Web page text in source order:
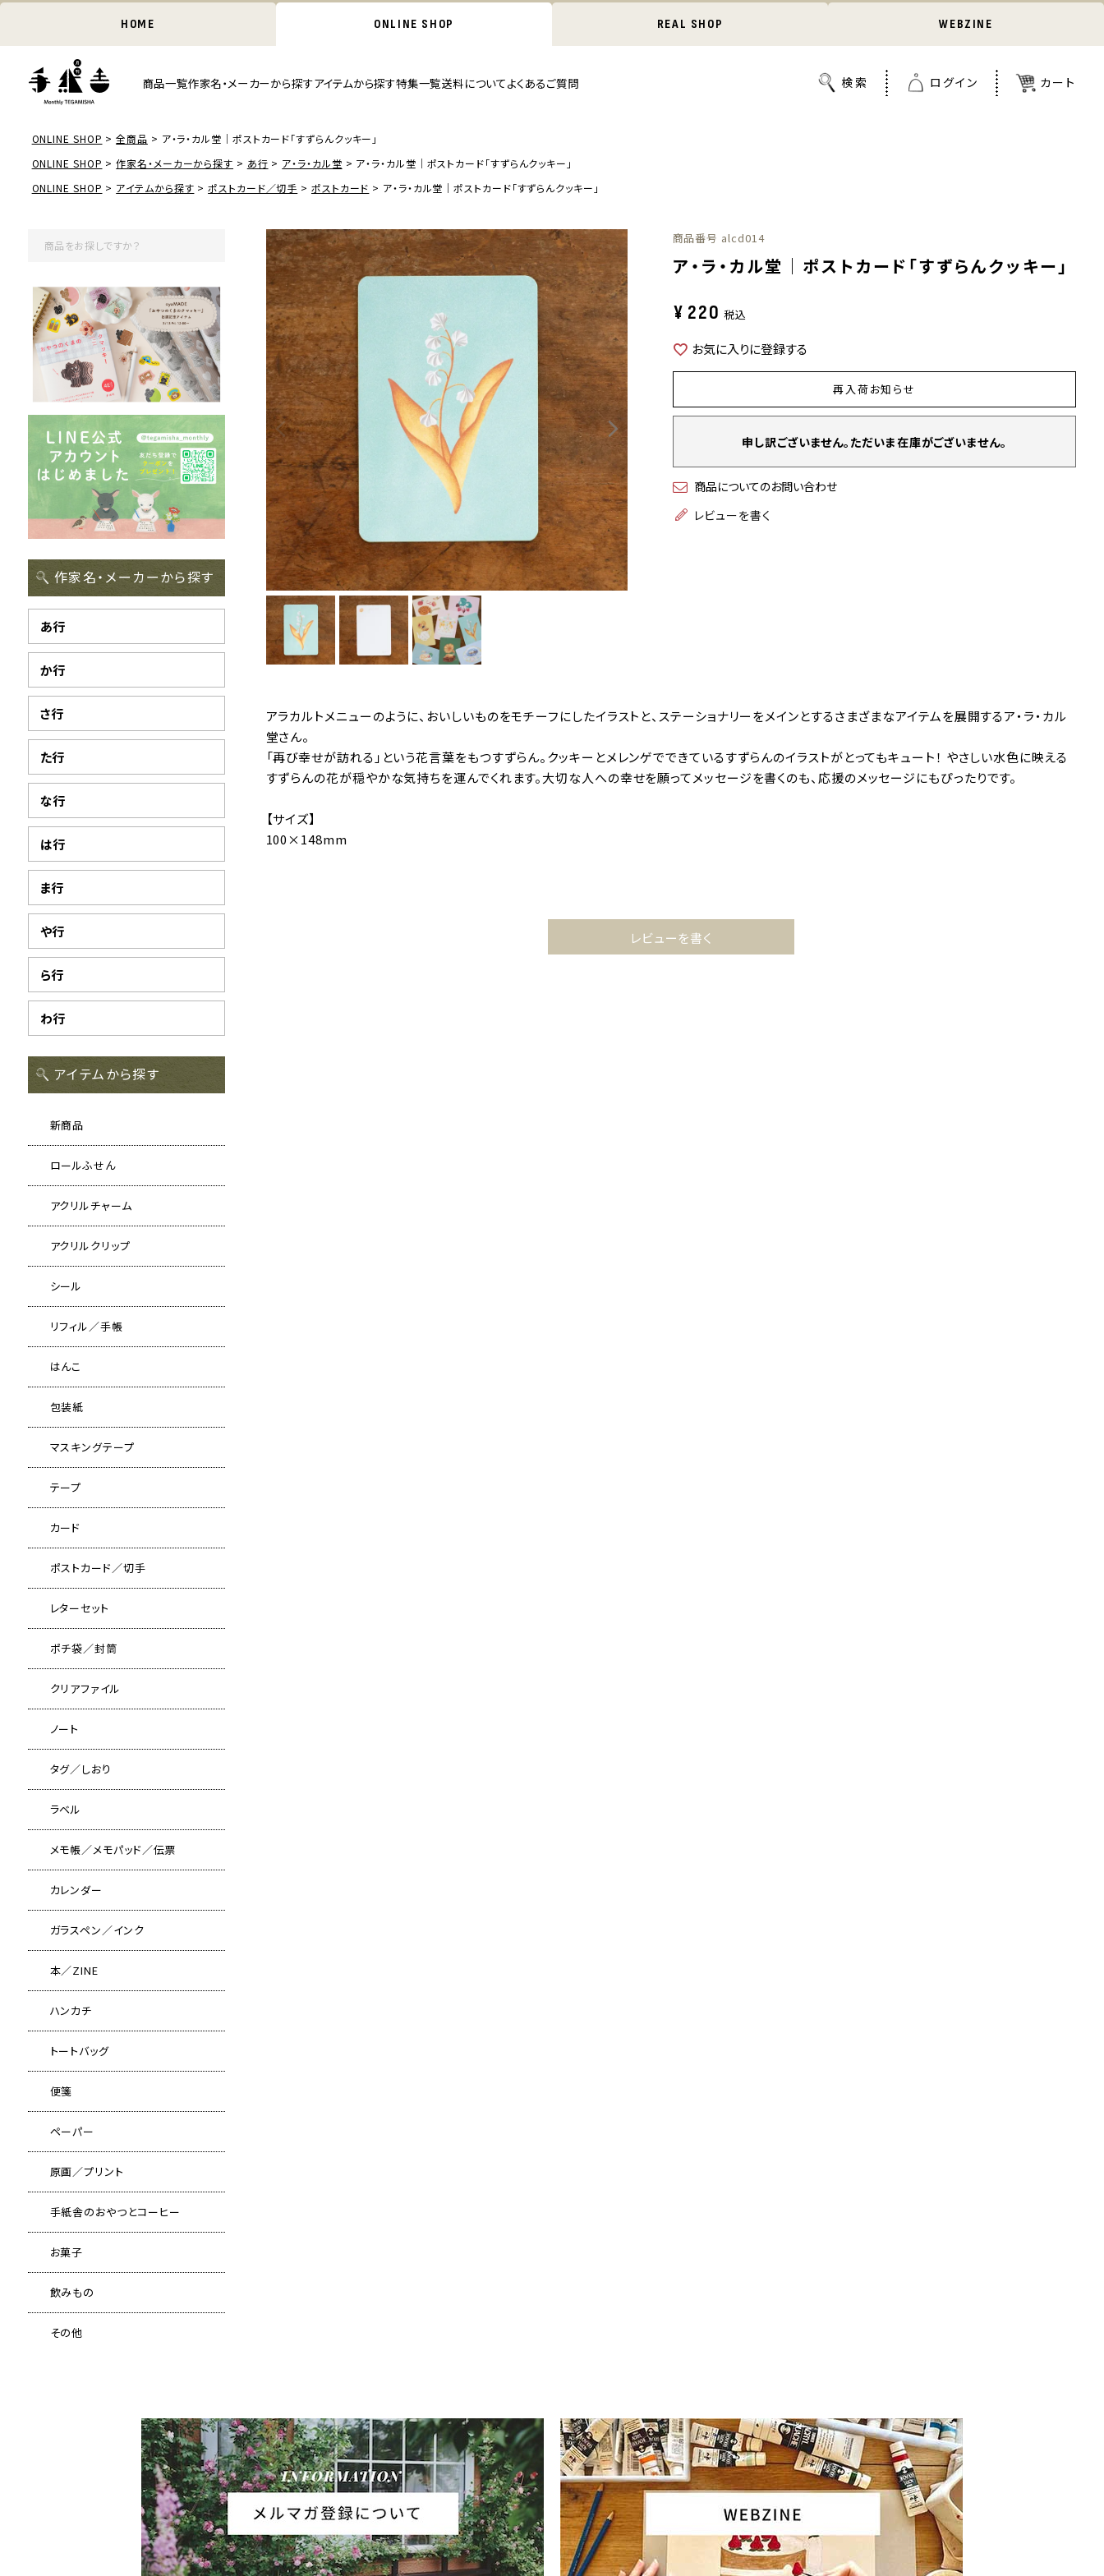
HOME ONLINE SHOP REAL SHOP WEBZINE
商品一覧作家名・メーカーから探すアイテムから探す特集一覧送料についてよくあるご質問
ONLINE SHOP 全商品
ア・ラ・カル堂｜ポストカード「すずらんクッキー」
ONLINE SHOP
作家名・メーカーから探す あ行 ア・ラ・カル堂
ア・ラ・カル堂｜ポストカード「すずらんクッキー」
ONLINE SHOP
アイテムから探す ポストカード／切手 ポストカード ア・ラ・カル堂｜ポストカード「すずらんクッキー」
作家名・メーカーから探す
あ行
か行
さ行
た行
な行
は行
ま行
や行
ら行
わ行
アイテムから探す
新商品
ロールふせん
アクリルチャーム
アクリルクリップ
シール
リフィル／手帳
はんこ
包装紙
マスキングテープ
テープ
カード
ポストカード／切手
レターセット
ポチ袋／封筒
クリアファイル
ノート
タグ／しおり
ラベル
メモ帳／メモパッド／伝票
カレンダー
ガラスペン／インク
本／ZINE
ハンカチ
トートバッグ
便箋
ペーパー
原画／プリント
手紙舎のおやつとコーヒー
お菓子
飲みもの
その他
商品番号 alcd014
ア・ラ・カル堂｜ポストカード「すずらんクッキー」
¥ 220 税込
お気に入りに登録する
再入荷お知らせ
申し訳ございません。ただいま在庫がございません。
商品についてのお問い合わせ
レビューを書く
アラカルトメニューのように、おいしいものをモチーフにしたイラストと、ステーショナリーをメインとするさまざまなアイテムを展開するア・ラ・カル
堂さん。
「再び幸せが訪れる」という花言葉をもつすずらん。クッキーとメレンゲでできているすずらんのイラストがとってもキュート！ やさしい水色に映える
すずらんの花が穏やかな気持ちを運んでくれます。大切な人への幸せを願ってメッセージを書くのも、応援のメッセージにもぴったりです。
【サイズ】
100×148mm
レビューを書く